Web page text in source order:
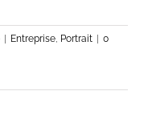
| Entreprise Portrait | 0